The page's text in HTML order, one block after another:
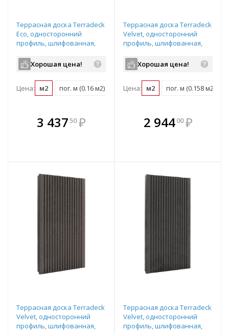
Террасная доска Terradeck
Eco, односторонний
профиль, шлифованная,
цвет: коричневый
Хорошая цена!
Цена: м2 пог. м (0.16 м2) шт (0.62 м2)
3 43750 ₽
В комплекте
всегда выгоднее!
Террасная доска Terradeck
Velvet, односторонний
профиль, шлифованная,
цвет: коричневый
Хорошая цена!
Цена: м2 пог. м (0.158 м2)
В комплекте
всегда выгоднее!
2 94400 ₽
Террасная доска Terradeck
Velvet, односторонний
профиль, шлифованная,
Террасная доска Terradeck
Velvet, односторонний
профиль, шлифованная,